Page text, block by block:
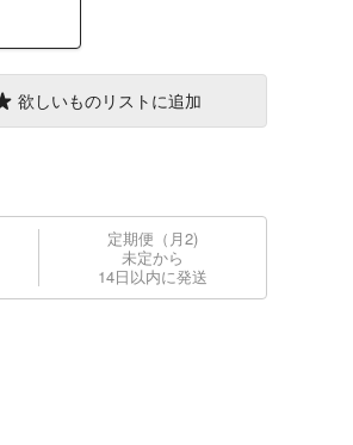
欲しいものリストに追加
定期便（月2)
未定から
14日以内に発送